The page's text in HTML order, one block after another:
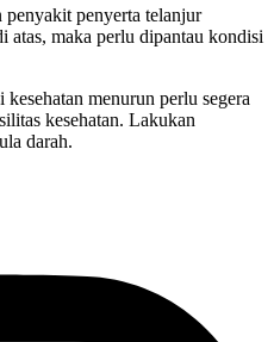
penyakit penyerta telanjur
atas, maka perlu dipantau kondisi
menurun perlu segera
kesehatan. Lakukan
darah.